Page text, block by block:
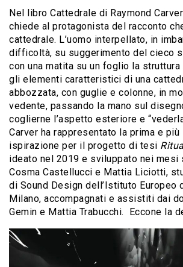
Nel libro Cattedrale di Raymond
chiede al protagonista del racconto
cattedrale. L’uomo interpellato, in
difficoltà, su suggerimento del cieco
con una matita su un foglio la
gli elementi caratteristici di una
abbozzata, con guglie e colonne, in
vedente, passando la mano sul
coglierne l’aspetto esteriore e
Carver ha rappresentato la prima e più
ispirazione per il progetto di tesi
ideato nel 2019 e sviluppato nei mesi
Cosma Castellucci e Mattia Liciotti,
di Sound Design dell’Istituto Europeo
Milano, accompagnati e assistiti dai
Gemin e Mattia Trabucchi. Eccone la